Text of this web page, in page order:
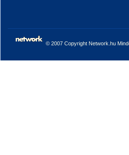
© 2007 Copyright Network.hu